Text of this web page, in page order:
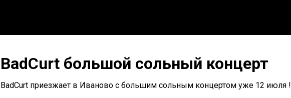
BadCurt большой сольный концерт
BadCurt приезжает в Иваново с большим сольным концертом уже 12 июля !